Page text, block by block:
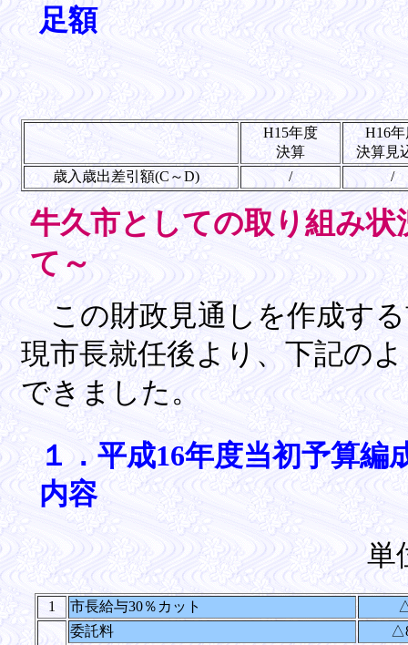
足額
H15年度
決算
H16
決算見
歳入歳出差引額(C～D)
/ /
牛久市としての取り組み
て～
この財政見通しを作成す
現市長就任後より、下記の
できました。
１．平成16年度当初予算
内容
単
1 市長給与30％カット
委託料